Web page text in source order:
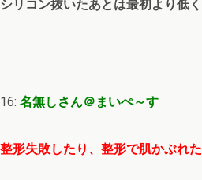
シリコン抜いたあとは最初より低
16: 名無しさん＠まいぺ～す
整形失敗したり、整形で肌かぶれ